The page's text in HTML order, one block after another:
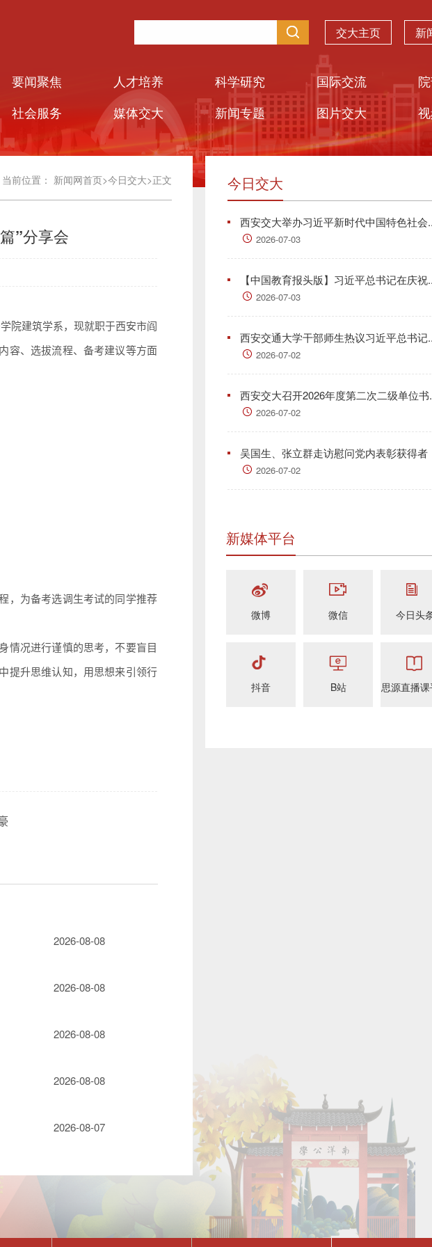
交大主页 新
要闻聚焦 人才培养 科学研究 国际交流
社会服务 媒体交大 新闻专题 图片交大
当前位置： 新闻网首页>今日交大>正文
”分享会
院建筑学系，现就职于西安市阎
容、选拔流程、备考建议等方面
，为备考选调生考试的同学推荐
情况进行谨慎的思考，不要盲目
提升思维认知，用思想来引领行
2026-08-08
2026-08-08
2026-08-08
2026-08-08
2026-08-07
今日交大
西安交大举办习近平新时代中国特色社会
2026-07-03
【中国教育报头版】习近平总书记在庆祝
2026-07-03
西安交通大学干部师生热议习近平总书记
2026-07-02
西安交大召开2026年度第二次二级单位书
2026-07-02
吴国生、张立群走访慰问党内表彰获得者
2026-07-02
新媒体平台
微博 微信 今日头
抖音 B站 思源直播